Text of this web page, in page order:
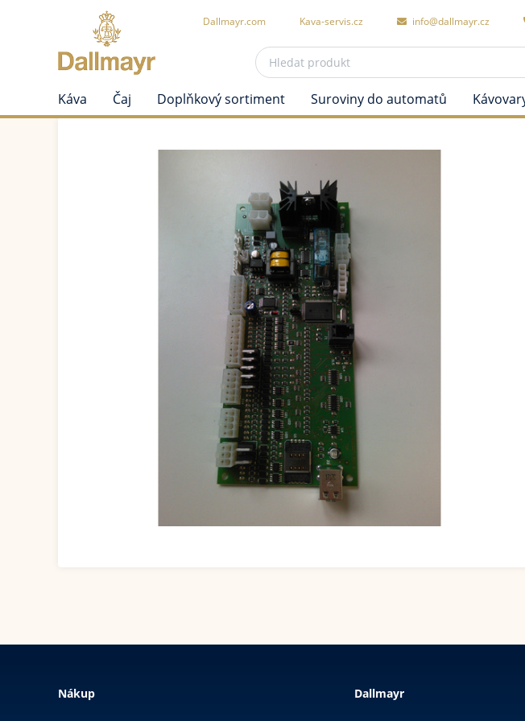
Dallmayr.com Kava-servis.cz info@dallmayr.cz
Káva Čaj Doplňkový sortiment Suroviny do automatů
Nákup Dallmayr